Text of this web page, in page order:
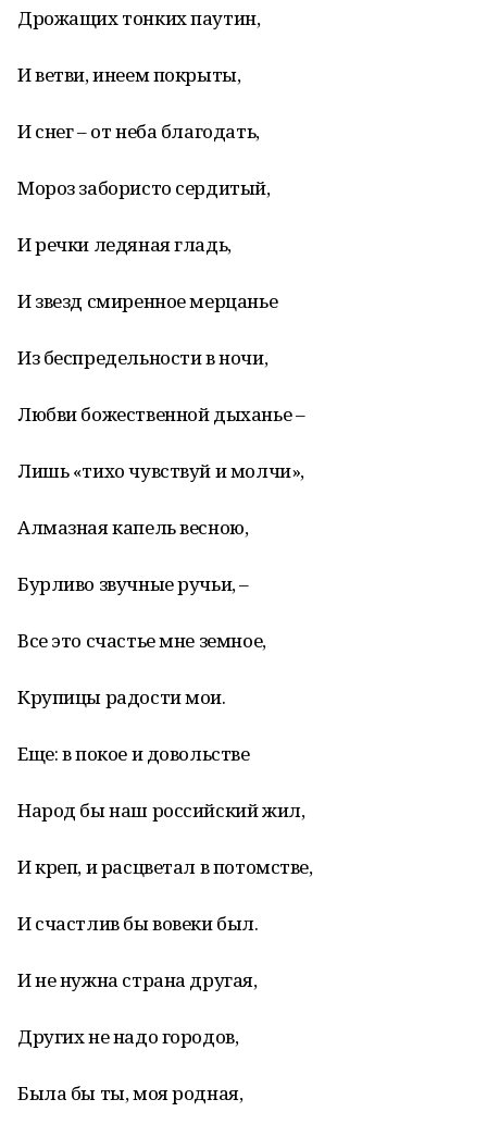
Дрожащих тонких паутин,
И ветви, инеем покрыты,
И снег – от неба благодать,
Мороз забористо сердитый,
И речки ледяная гладь,
И звезд смиренное мерцанье
Из беспредельности в ночи,
Любви божественной дыханье –
Лишь «тихо чувствуй и молчи»,
Алмазная капель весною,
Бурливо звучные ручьи, –
Все это счастье мне земное,
Крупицы радости мои.
Еще: в покое и довольстве
Народ бы наш российский жил,
И креп, и расцветал в потомстве,
И счастлив бы вовеки был.
И не нужна страна другая,
Других не надо городов,
Была бы ты, моя родная,